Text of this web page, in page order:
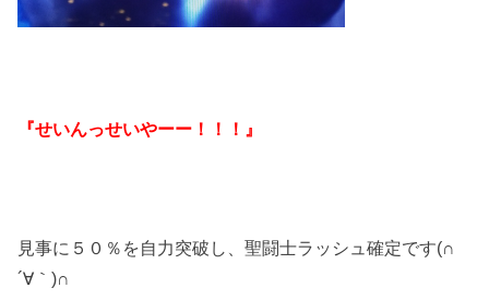
『せいんっせいやーー！！！』
見事に５０％を自力突破し、聖闘士ラッシュ確定です(∩
´∀｀)∩